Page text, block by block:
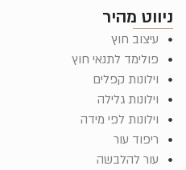
ניווט מהיר
עיצוב חוץ
פולימד לתנאי חוץ
וילונות קפלים
וילונות גלילה
וילונות לפי מידה
ריפוד עור
עור להלבשה